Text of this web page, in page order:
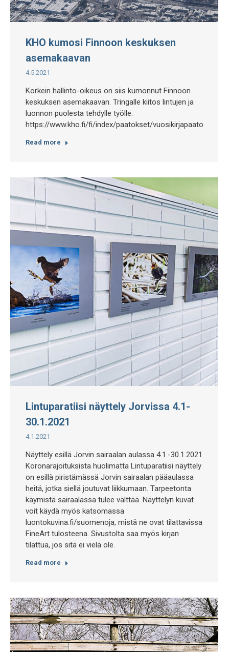
KHO kumosi Finnoon keskuksen
asemakaavan
4.5.2021
Korkein hallinto-oikeus on siis kumonnut Finnoon
keskuksen asemakaavan. Tringalle kiitos lintujen ja
luonnon puolesta tehdylle työlle.
https://www.kho.fi/fi/index/paatokset/vuosikirjapaatokset/
Read more
Lintuparatiisi näyttely Jorvissa 4.1-
30.1.2021
4.1.2021
Näyttely esillä Jorvin sairaalan aulassa 4.1.-30.1.2021
Koronarajoituksista huolimatta Lintuparatiisi näyttely
on esillä piristämässä Jorvin sairaalan pääaulassa
heitä, jotka siellä joutuvat liikkumaan. Tarpeetonta
käymistä sairaalassa tulee välttää. Näyttelyn kuvat
voit käydä myös katsomassa
luontokuvina.fi/suomenoja, mistä ne ovat tilattavissa
FineArt tulosteena. Sivustolta saa myös kirjan
tilattua, jos sitä ei vielä ole.
Read more